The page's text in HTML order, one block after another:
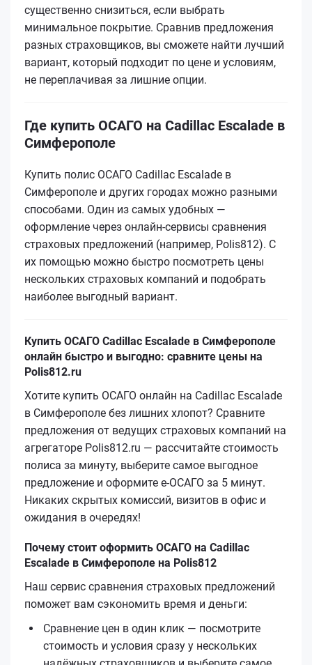
существенно снизиться, если выбрать
минимальное покрытие. Сравнив предложения
разных страховщиков, вы сможете найти лучший
вариант, который подходит по цене и условиям,
не переплачивая за лишние опции.
Где купить ОСАГО на Cadillac Escalade в
Симферополе
Купить полис ОСАГО Cadillac Escalade в
Симферополе и других городах можно разными
способами. Один из самых удобных —
оформление через онлайн-сервисы сравнения
страховых предложений (например, Polis812). С
их помощью можно быстро посмотреть цены
нескольких страховых компаний и подобрать
наиболее выгодный вариант.
Купить ОСАГО Cadillac Escalade в Симферополе
онлайн быстро и выгодно: сравните цены на
Polis812.ru
Хотите купить ОСАГО онлайн на Cadillac Escalade
в Симферополе без лишних хлопот? Сравните
предложения от ведущих страховых компаний на
агрегаторе Polis812.ru — рассчитайте стоимость
полиса за минуту, выберите самое выгодное
предложение и оформите е‑ОСАГО за 5 минут.
Никаких скрытых комиссий, визитов в офис и
ожидания в очередях!
Почему стоит оформить ОСАГО на Cadillac
Escalade в Симферополе на Polis812
Наш сервис сравнения страховых предложений
поможет вам сэкономить время и деньги:
Сравнение цен в один клик — посмотрите
стоимость и условия сразу у нескольких